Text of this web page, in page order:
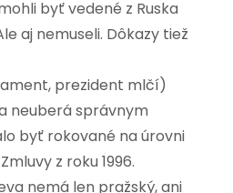
byť vedené z Ruska
aj nemuseli. Dôkazy tiež
prezident mlčí)
neuberá správnym
byť rokované na úrovni
z roku 1996.
nemá len pražský, ani